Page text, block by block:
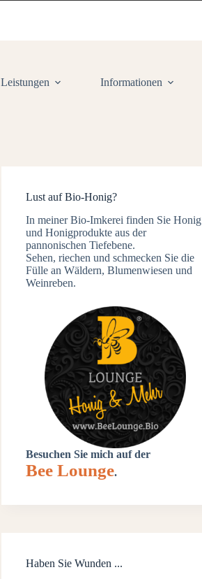
Leistungen Informationen
Lust auf Bio-Honig?
In meiner Bio-Imkerei finden Sie Honig
und Honigprodukte aus der
pannonischen Tiefebene.
Sehen, riechen und schmecken Sie die
Fülle an Wäldern, Blumenwiesen und
Weinreben.
Besuchen Sie mich auf der
Bee Lounge.
Haben Sie Wunden ...